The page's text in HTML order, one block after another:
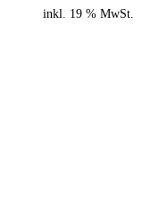
inkl. 19 % MwSt.